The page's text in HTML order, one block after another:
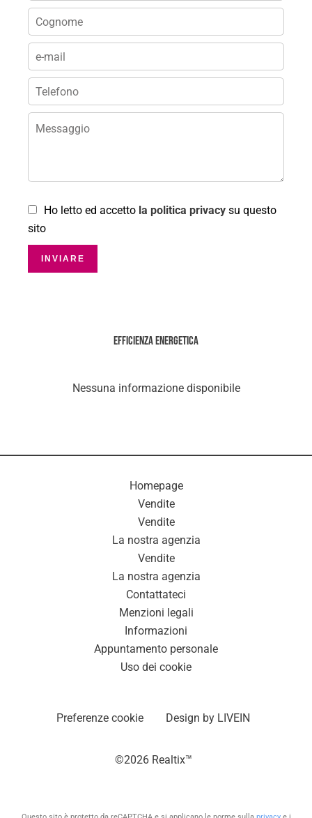
Ho letto ed accetto la politica privacy su questo
sito
INVIARE
Efficienza energetica
Nessuna informazione disponibile
Homepage
Vendite
Vendite
La nostra agenzia
Vendite
La nostra agenzia
Contattateci
Menzioni legali
Informazioni
Appuntamento personale
Uso dei cookie
Preferenze cookie Design by LIVEIN
©2026 Realtix™